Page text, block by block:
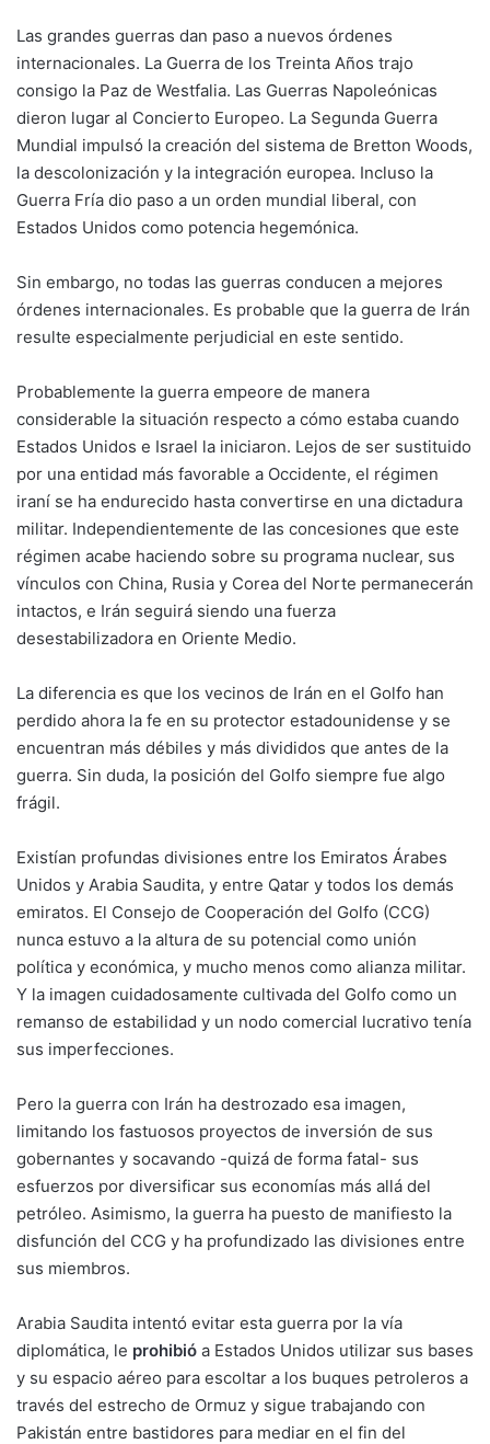
Las grandes guerras dan paso a nuevos órdenes
internacionales. La Guerra de los Treinta Años trajo
consigo la Paz de Westfalia. Las Guerras Napoleónicas
dieron lugar al Concierto Europeo. La Segunda Guerra
Mundial impulsó la creación del sistema de Bretton Woods,
la descolonización y la integración europea. Incluso la
Guerra Fría dio paso a un orden mundial liberal, con
Estados Unidos como potencia hegemónica.
Sin embargo, no todas las guerras conducen a mejores
órdenes internacionales. Es probable que la guerra de Irán
resulte especialmente perjudicial en este sentido.
Probablemente la guerra empeore de manera
considerable la situación respecto a cómo estaba cuando
Estados Unidos e Israel la iniciaron. Lejos de ser sustituido
por una entidad más favorable a Occidente, el régimen
iraní se ha endurecido hasta convertirse en una dictadura
militar. Independientemente de las concesiones que este
régimen acabe haciendo sobre su programa nuclear, sus
vínculos con China, Rusia y Corea del Norte permanecerán
intactos, e Irán seguirá siendo una fuerza
desestabilizadora en Oriente Medio.
La diferencia es que los vecinos de Irán en el Golfo han
perdido ahora la fe en su protector estadounidense y se
encuentran más débiles y más divididos que antes de la
guerra. Sin duda, la posición del Golfo siempre fue algo
frágil.
Existían profundas divisiones entre los Emiratos Árabes
Unidos y Arabia Saudita, y entre Qatar y todos los demás
emiratos. El Consejo de Cooperación del Golfo (CCG)
nunca estuvo a la altura de su potencial como unión
política y económica, y mucho menos como alianza militar.
Y la imagen cuidadosamente cultivada del Golfo como un
remanso de estabilidad y un nodo comercial lucrativo tenía
sus imperfecciones.
Pero la guerra con Irán ha destrozado esa imagen,
limitando los fastuosos proyectos de inversión de sus
gobernantes y socavando -quizá de forma fatal- sus
esfuerzos por diversificar sus economías más allá del
petróleo. Asimismo, la guerra ha puesto de manifiesto la
disfunción del CCG y ha profundizado las divisiones entre
sus miembros.
Arabia Saudita intentó evitar esta guerra por la vía
diplomática, le prohibió a Estados Unidos utilizar sus bases
y su espacio aéreo para escoltar a los buques petroleros a
través del estrecho de Ormuz y sigue trabajando con
Pakistán entre bastidores para mediar en el fin del